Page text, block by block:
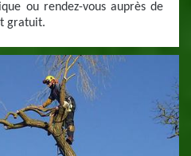
ou rendez-vous auprès de
gratuit.